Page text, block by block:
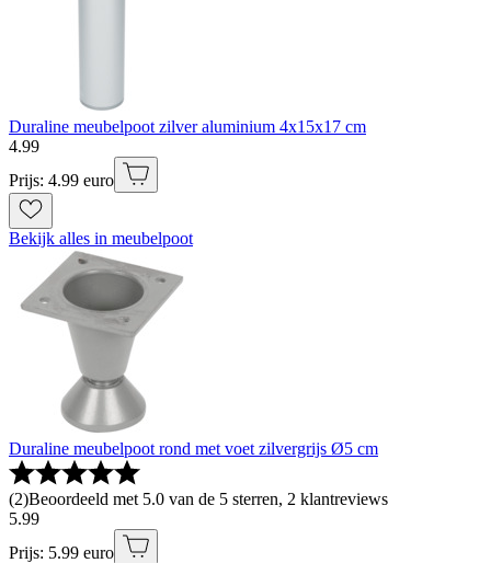
Duraline meubelpoot zilver aluminium 4x15x17 cm
4.99
Prijs: 4.99 euro
Bekijk alles in meubelpoot
Duraline meubelpoot rond met voet zilvergrijs Ø5 cm
(2)Beoordeeld met 5.0 van de 5 sterren, 2 klantreviews
5.99
Prijs: 5.99 euro